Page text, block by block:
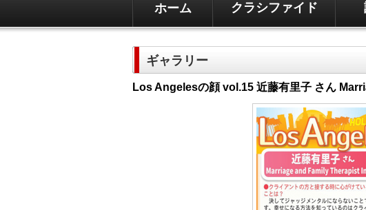
ホーム クラシファイド
ロサンゼルスの求人、クラシファイド、地元情
日刊サンはロサンゼルスの日本語新聞です。
毎週木曜5時更新。
ギャラリー
Los Angelesの顔 vol.15 近藤有里子 さん